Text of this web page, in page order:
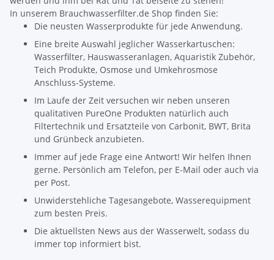
In unserem Brauchwasserfilter.de Shop finden Sie:
Die neusten Wasserprodukte für jede Anwendung.
Eine breite Auswahl jeglicher Wasserkartuschen:
Wasserfilter, Hauswasseranlagen, Aquaristik Zubehör,
Teich Produkte, Osmose und Umkehrosmose
Anschluss-Systeme.
Im Laufe der Zeit versuchen wir neben unseren
qualitativen PureOne Produkten natürlich auch
Filtertechnik und Ersatzteile von Carbonit, BWT, Brita
und Grünbeck anzubieten.
Immer auf jede Frage eine Antwort! Wir helfen Ihnen
gerne. Persönlich am Telefon, per E-Mail oder auch via
per Post.
Unwiderstehliche Tagesangebote, Wasserequipment
zum besten Preis.
Die aktuellsten News aus der Wasserwelt, sodass du
immer top informiert bist.